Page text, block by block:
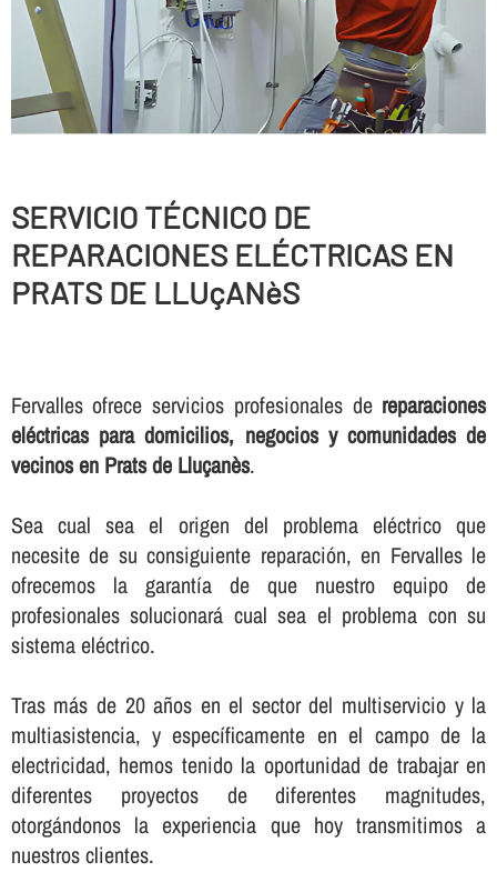
SERVICIO TÉCNICO DE
REPARACIONES ELÉCTRICAS EN
PRATS DE LLUçANèS
Fervalles ofrece servicios profesionales de reparaciones
eléctricas para domicilios, negocios y comunidades de
vecinos en Prats de Lluçanès.
Sea cual sea el origen del problema eléctrico que
necesite de su consiguiente reparación, en Fervalles le
ofrecemos la garantí­a de que nuestro equipo de
profesionales solucionará cual sea el problema con su
sistema eléctrico.
Tras más de 20 años en el sector del multiservicio y la
multiasistencia, y especí­ficamente en el campo de la
electricidad, hemos tenido la oportunidad de trabajar en
diferentes proyectos de diferentes magnitudes,
otorgándonos la experiencia que hoy transmitimos a
nuestros clientes.